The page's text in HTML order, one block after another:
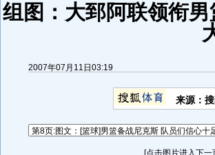
组图：大郅阿联领衔
2007年07月11日03:19
来源：
[点击图片进入下一